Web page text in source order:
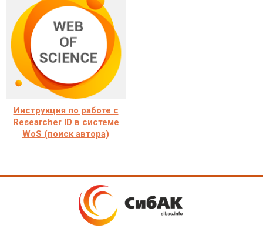
Инструкция по работе с
Researcher ID в системе
WoS (поиск автора)